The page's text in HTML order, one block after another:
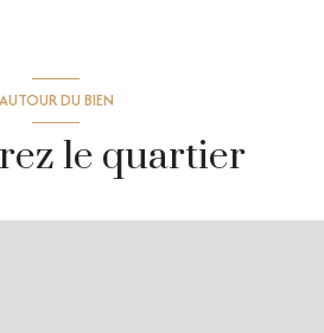
AUTOUR DU BIEN
le quartier